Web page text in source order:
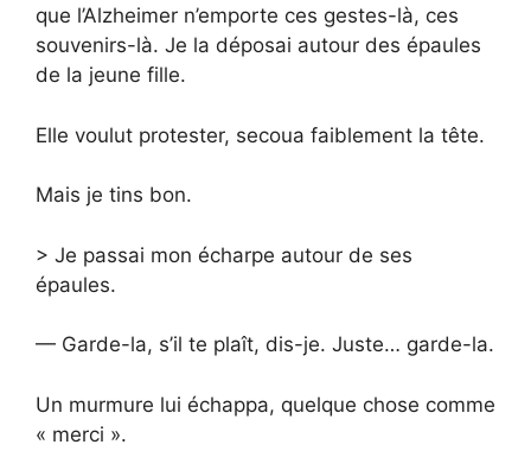
que l’Alzheimer n’emporte ces gestes-là, ces
souvenirs-là. Je la déposai autour des épaules
de la jeune fille.
Elle voulut protester, secoua faiblement la tête.
Mais je tins bon.
> Je passai mon écharpe autour de ses
épaules.
— Garde-la, s’il te plaît, dis-je. Juste… garde-la.
Un murmure lui échappa, quelque chose comme
« merci ».